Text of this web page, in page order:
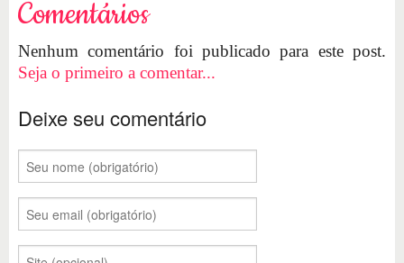
Comentários
Nenhum comentário foi publicado para este post.
Seja o primeiro a comentar...
Deixe seu comentário